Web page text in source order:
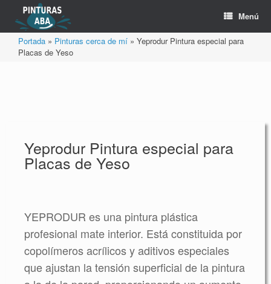
contenido
Menú
Portada » Pinturas cerca de mí » Yeprodur Pintura especial para
Placas de Yeso
Yeprodur Pintura especial para
Placas de Yeso
YEPRODUR es una pintura plástica
profesional mate interior. Está constituida por
copolímeros acrílicos y aditivos especiales
que ajustan la tensión superficial de la pintura